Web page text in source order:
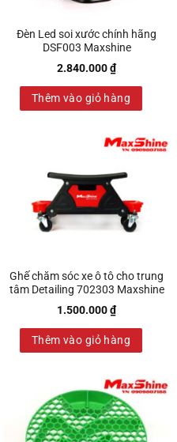
Đèn Led soi xước chính hãng
DSF003 Maxshine
2.840.000₫
Thêm vào giỏ hàng
Ghế chăm sóc xe ô tô cho trung
tâm Detailing 702303 Maxshine
1.500.000₫
Thêm vào giỏ hàng